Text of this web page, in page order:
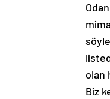
olan
Biz